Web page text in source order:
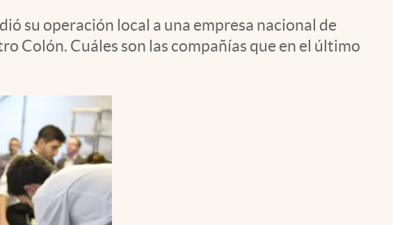
su operación local a una empresa nacional de
Colón. Cuáles son las compañías que en el último